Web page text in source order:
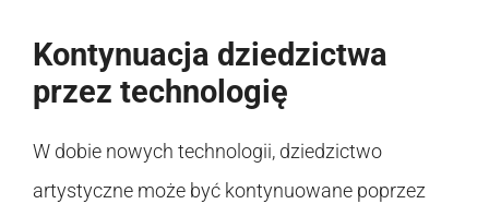
Kontynuacja dziedzictwa
przez technologię
W dobie nowych technologii, dziedzictwo
artystyczne może być kontynuowane poprzez